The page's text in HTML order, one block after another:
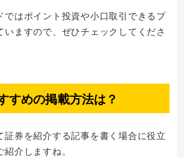
ではポイント投資や小口取引できるプ
いますので、ぜひチェックしてくださ
すめの掲載方法は？
証券を紹介する記事を書く場合に役立
介しますね。